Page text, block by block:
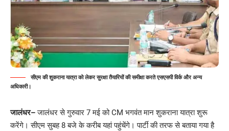
सीएम की शुकराना यात्रा को लेकर सुरक्षा तैयारियों की समीक्षा करते एसएसपी विर्क और अन्य
अधिकारी।
जालंधर– जालंधर से गुरुवार 7 मई को CM भगवंत मान शुकराना यात्रा शुरू
करेंगे। सीएम सुबह 8 बजे के करीब यहां पहुंचेंगे। पार्टी की तरफ से बताया गया है